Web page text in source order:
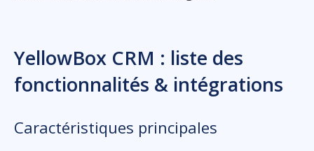
YellowBox CRM : liste des
fonctionnalités & intégrations
Caractéristiques principales